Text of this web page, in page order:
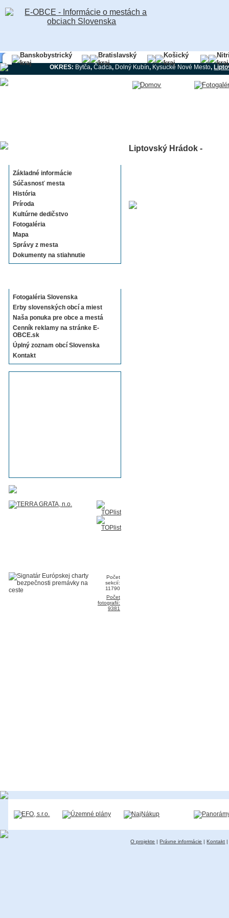
Banskobystrický
kraj
Bratislavský
kraj
Košický
kraj
kraj
OKRES: Bytča,Čadca, Dolný Kubín, Kysucké Nové Mesto,
Základné informácie
Súčasnosť mesta
História
Príroda
Kultúrne dedičstvo
Fotogaléria
Mapa
Správy z mesta
Dokumenty na stiahnutie
Fotogaléria Slovenska
Erby slovenských obcí a miest
Naša ponuka pre obce a mestá
Cenník reklamy na stránke E-
OBCE.sk
Úplný zoznam obcí Slovenska
Kontakt
Počet
sekcií:
11790
Počet
fotografií:
9381
Liptovský Hrádok -
O projekte |Právne informácie |Kontakt